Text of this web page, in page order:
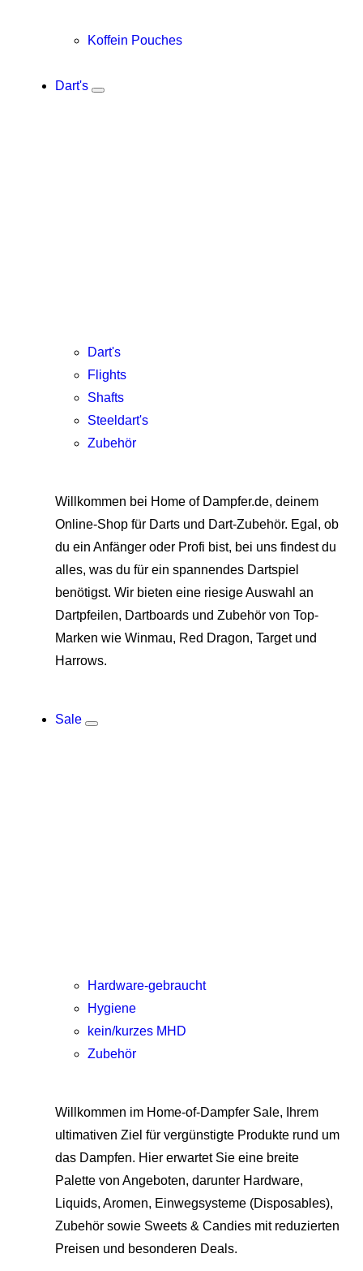
Koffein Pouches
Dart's
Dart's
Flights
Shafts
Steeldart's
Zubehör
Willkommen bei Home of Dampfer.de, deinem
Online-Shop für Darts und Dart-Zubehör. Egal, ob
du ein Anfänger oder Profi bist, bei uns findest du
alles, was du für ein spannendes Dartspiel
benötigst. Wir bieten eine riesige Auswahl an
Dartpfeilen, Dartboards und Zubehör von Top-
Marken wie Winmau, Red Dragon, Target und
Harrows.
Sale
Hardware-gebraucht
Hygiene
kein/kurzes MHD
Zubehör
Willkommen im Home-of-Dampfer Sale, Ihrem
ultimativen Ziel für vergünstigte Produkte rund um
das Dampfen. Hier erwartet Sie eine breite
Palette von Angeboten, darunter Hardware,
Liquids, Aromen, Einwegsysteme (Disposables),
Zubehör sowie Sweets & Candies mit reduzierten
Preisen und besonderen Deals.